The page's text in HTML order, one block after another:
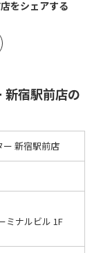
をシェアする
新宿駅前店の
ー 新宿駅前店
ミナルビル 1F